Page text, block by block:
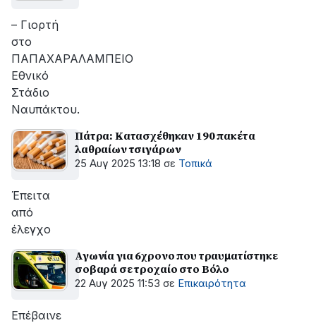
– Γιορτή
στο
ΠΑΠΑΧΑΡΑΛΑΜΠΕΙΟ
Εθνικό
Στάδιο
Ναυπάκτου.
Πάτρα: Κατασχέθηκαν 190 πακέτα
λαθραίων τσιγάρων
25 Αυγ 2025 13:18 σε Τοπικά
Έπειτα
από
έλεγχο
Αγωνία για 6χρονο που τραυματίστηκε
σοβαρά σε τροχαίο στο Βόλο
22 Αυγ 2025 11:53 σε Επικαιρότητα
Επέβαινε